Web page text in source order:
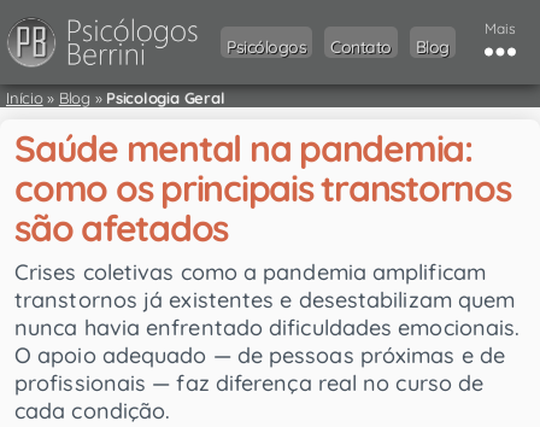
Psicólogos Contato Blog
Mais
Início» Blog» Psicologia Geral
Saúde mental na pandemia:
como os principais transtornos
são afetados
Crises coletivas como a pandemia amplificam
transtornos já existentes e desestabilizam quem
nunca havia enfrentado dificuldades emocionais.
O apoio adequado — de pessoas próximas e de
profissionais — faz diferença real no curso de
cada condição.